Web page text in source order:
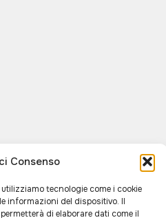
Consenso
tecnologie come i cookie
informazioni del dispositivo. Il
di elaborare dati come il